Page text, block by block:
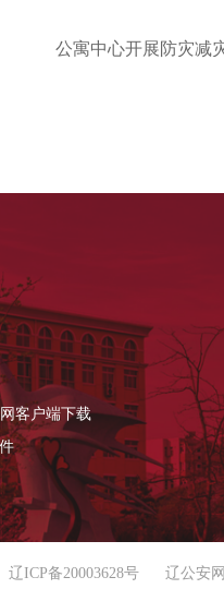
公寓中心开展防灾减
客户端下载
辽ICP备20003628号 辽公安